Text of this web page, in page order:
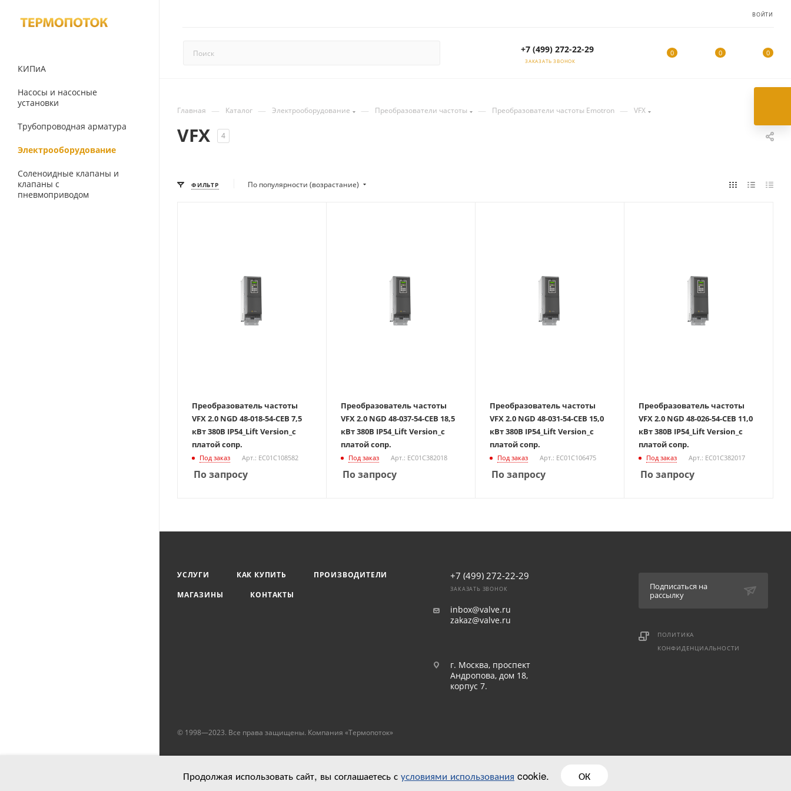
ВОЙТИ
+7 (499) 272-22-29
ЗАКАЗАТЬ ЗВОНОК
0 0 0
КИПиА
Насосы и насосные
установки
Трубопроводная арматура
Электрооборудование
Соленоидные клапаны и
клапаны с
пневмоприводом
Главная — Каталог — Электрооборудование — Преобразователи частоты — Преобразователи частоты Emotron — VFX
VFX 4
ФИЛЬТР По популярности (возрастание)
Преобразователь частоты
VFX 2.0 NGD 48-018-54-CEB 7,5
кВт 380В IP54_Lift Version_с
платой сопр.
Под заказ Арт.: EC01C108582
По запросу
Преобразователь частоты
VFX 2.0 NGD 48-037-54-CEB 18,5
кВт 380В IP54_Lift Version_с
платой сопр.
Под заказ Арт.: EC01C382018
По запросу
Преобразователь частоты
VFX 2.0 NGD 48-031-54-CEB 15,0
кВт 380В IP54_Lift Version_с
платой сопр.
Под заказ Арт.: EC01C106475
По запросу
Преобразователь частоты
VFX 2.0 NGD 48-026-54-CEB 11,0
кВт 380В IP54_Lift Version_с
платой сопр.
Под заказ Арт.: EC01C382017
По запросу
УСЛУГИ КАК КУПИТЬ
ПРОИЗВОДИТЕЛИ
МАГАЗИНЫ
КОНТАКТЫ
+7 (499) 272-22-29
ЗАКАЗАТЬ ЗВОНОК
inbox@valve.ru
zakaz@valve.ru
г. Москва, проспект
Андропова, дом 18,
корпус 7.
Подписаться на
рассылку
ПОЛИТИКА
КОНФИДЕНЦИАЛЬНОСТИ
© 1998—2023. Все права защищены. Компания «Термопоток»
ОК
Продолжая использовать сайт, вы соглашаетесь с условиями использования cookie.